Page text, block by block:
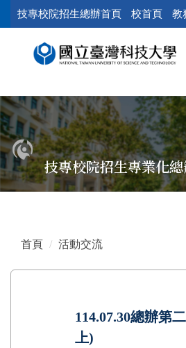
到
容
區
塊
技專校院招生總辦首頁 校首頁 教
技專校院招生專業化
首頁 活動交流
114.07.30總辦第
上)